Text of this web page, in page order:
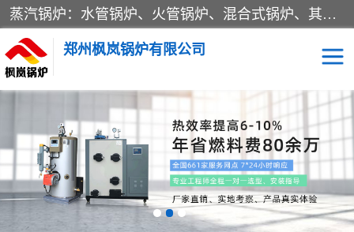
蒸汽锅炉：水管锅炉、火管锅炉、混合式锅炉、其他蒸汽锅炉； 热水锅炉：家用型集中供暖用热水锅炉、其他热水锅炉； 有机热载体锅炉； 船用蒸汽锅炉； （锅炉用辅助设备及装置）蒸汽冷凝器：表面冷凝器、混合式冷凝器、空冷式冷凝器、其他蒸汽冷凝器； 锅炉用辅助设备：节热器、蒸汽收集器、蓄能器、烟垢清除器、气体回收器、泥渣刮除器、空气预热器、其他锅炉用辅助设备；
郑州枫岚锅炉有限公司